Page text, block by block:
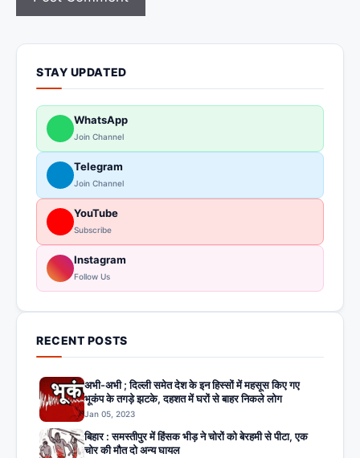
STAY UPDATED
WhatsApp
Join Channel
Telegram
Join Channel
YouTube
Subscribe
Instagram
Follow Us
RECENT POSTS
अभी-अभी ; दिल्ली समेत देश के इन हिस्सों में महसूस किए गए
भूकंप के तगड़े झटके, दहशत में घरों से बाहर निकले लोग
Jan 05, 2023
बिहार : समस्तीपुर में हिंसक भीड़ ने चोरों को बेरहमी से पीटा, एक
चोर की मौत दो अन्य घायल